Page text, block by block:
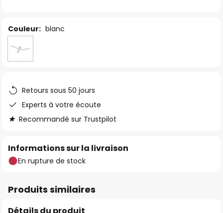
Couleur: blanc
Retours sous 50 jours
Experts à votre écoute
Recommandé sur Trustpilot
Informations sur la livraison
En rupture de stock
Produits similaires